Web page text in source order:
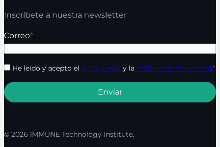
Inscríbete a nuestra newsletter
Correo*
He leído y acepto el Aviso Legal y la Política de Privacidad.*
© 2026 IMMUNE Technology Institute.